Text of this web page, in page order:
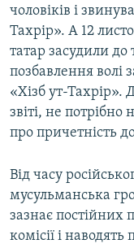
чоловіків і
Тахрір». А 12
татар засудили до
позбавлення волі
«Хізб ут-Тахрір».
звіті, не потрібно
про причетність
Від часу
мусульманська
зазнає постійних
комісії і